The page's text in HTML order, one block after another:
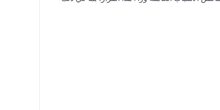
الأمد في تأمين الإمدادات. كما يسلط الضوء على